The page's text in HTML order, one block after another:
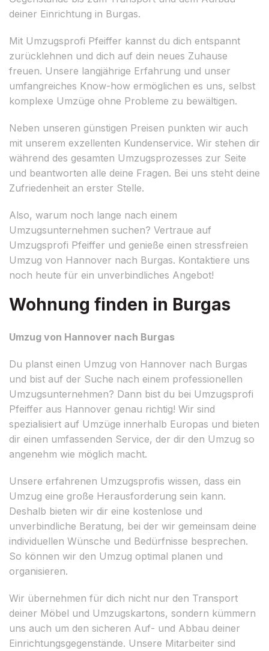
deiner Einrichtung in Burgas.
Mit Umzugsprofi Pfeiffer kannst du dich entspannt
zurücklehnen und dich auf dein neues Zuhause
freuen. Unsere langjährige Erfahrung und unser
umfangreiches Know-how ermöglichen es uns, selbst
komplexe Umzüge ohne Probleme zu bewältigen.
Neben unseren günstigen Preisen punkten wir auch
mit unserem exzellenten Kundenservice. Wir stehen dir
während des gesamten Umzugsprozesses zur Seite
und beantworten alle deine Fragen. Bei uns steht deine
Zufriedenheit an erster Stelle.
Also, warum noch lange nach einem
Umzugsunternehmen suchen? Vertraue auf
Umzugsprofi Pfeiffer und genieße einen stressfreien
Umzug von Hannover nach Burgas. Kontaktiere uns
noch heute für ein unverbindliches Angebot!
Wohnung finden in Burgas
Umzug von Hannover nach Burgas
Du planst einen Umzug von Hannover nach Burgas
und bist auf der Suche nach einem professionellen
Umzugsunternehmen? Dann bist du bei Umzugsprofi
Pfeiffer aus Hannover genau richtig! Wir sind
spezialisiert auf Umzüge innerhalb Europas und bieten
dir einen umfassenden Service, der dir den Umzug so
angenehm wie möglich macht.
Unsere erfahrenen Umzugsprofis wissen, dass ein
Umzug eine große Herausforderung sein kann.
Deshalb bieten wir dir eine kostenlose und
unverbindliche Beratung, bei der wir gemeinsam deine
individuellen Wünsche und Bedürfnisse besprechen.
So können wir den Umzug optimal planen und
organisieren.
Wir übernehmen für dich nicht nur den Transport
deiner Möbel und Umzugskartons, sondern kümmern
uns auch um den sicheren Auf- und Abbau deiner
Einrichtungsgegenstände. Unsere Mitarbeiter sind